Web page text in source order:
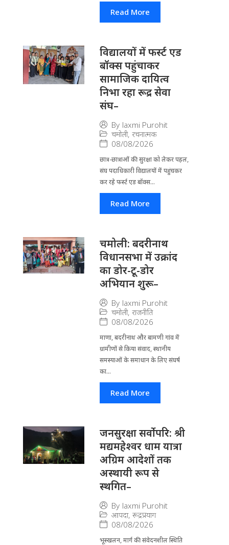
Read More
विद्यालयों में फर्स्ट एड
बॉक्स पहुंचाकर
सामाजिक दायित्व
निभा रहा रूद्र सेवा
संघ–
By laxmi Purohit
चमोली, रचनात्मक
08/08/2026
छात्र-छात्राओं की सुरक्षा को लेकर पहल,
संघ पदाधिकारी विद्यालयों में पहुंचकर
कर रहे फर्स्ट एड बॉक्स...
Read More
चमोली: बदरीनाथ
विधानसभा में उक्रांद
का डोर-टू-डोर
अभियान शुरू–
By laxmi Purohit
चमोली, राजनीति
08/08/2026
माणा, बदरीनाथ और बामणी गांव में
ग्रामीणों से किया संवाद, स्थानीय
समस्याओं के समाधान के लिए संघर्ष
का...
Read More
जनसुरक्षा सर्वोपरि: श्री
मद्यमहेश्वर धाम यात्रा
अग्रिम आदेशों तक
अस्थायी रूप से
स्थगित–
By laxmi Purohit
आपदा, रूद्रप्रयाग
08/08/2026
भूस्खलन, मार्ग की संवेदनशील स्थिति